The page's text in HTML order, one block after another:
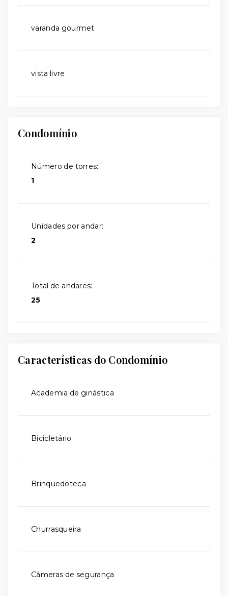
varanda gourmet
vista livre
Condomínio
Número de torres:
1
Unidades por andar:
2
Total de andares:
25
Características do Condomínio
Academia de ginástica
Bicicletário
Brinquedoteca
Churrasqueira
Câmeras de segurança